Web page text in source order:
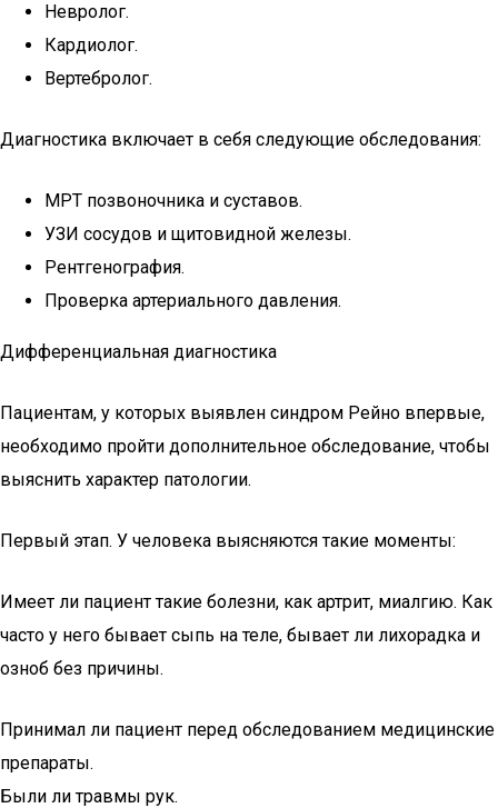
Невролог.
Кардиолог.
Вертебролог.
Диагностика включает в себя следующие обследования:
МРТ позвоночника и суставов.
УЗИ сосудов и щитовидной железы.
Рентгенография.
Проверка артериального давления.
Дифференциальная диагностика
Пациентам, у которых выявлен синдром Рейно впервые,
необходимо пройти дополнительное обследование, чтобы
выяснить характер патологии.
Первый этап. У человека выясняются такие моменты:
Имеет ли пациент такие болезни, как артрит, миалгию. Как
часто у него бывает сыпь на теле, бывает ли лихорадка и
озноб без причины.
Принимал ли пациент перед обследованием медицинские
препараты.
Были ли травмы рук.